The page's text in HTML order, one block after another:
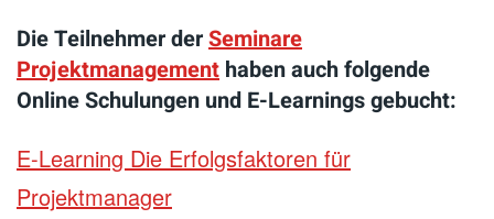
Die Teilnehmer derSeminare
Projektmanagement haben auch folgende
Online Schulungen und E-Learnings gebucht:
E-Learning Die Erfolgsfaktoren für
Projektmanager